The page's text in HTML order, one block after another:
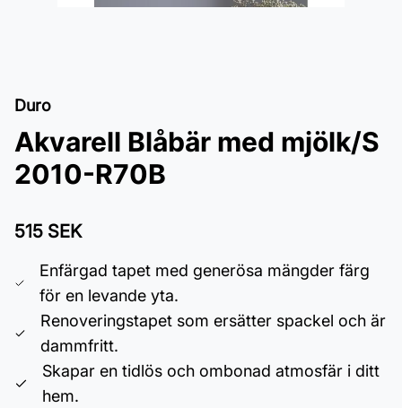
Duro
Akvarell Blåbär med mjölk/S
2010-R70B
515 SEK
Enfärgad tapet med generösa mängder färg
för en levande yta.
Renoveringstapet som ersätter spackel och är
dammfritt.
Skapar en tidlös och ombonad atmosfär i ditt
hem.